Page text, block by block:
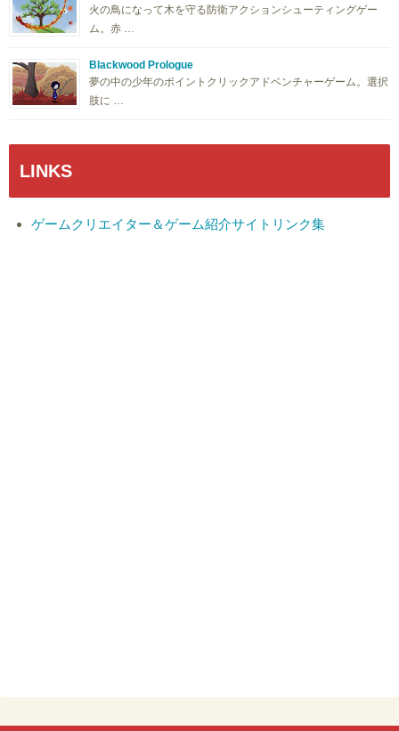
火の鳥になって木を守る防衛アクションシューティングゲー
ム。赤 …
Blackwood Prologue
夢の中の少年のポイントクリックアドベンチャーゲーム。選択
肢に …
LINKS
ゲームクリエイター＆ゲーム紹介サイトリンク集